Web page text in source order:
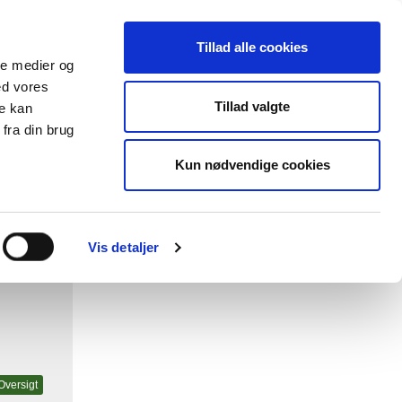
medier og
vores
kan
din brug
Vis detaljer
Tillad alle cookies
Tillad valgte
Kun nødvendige cookies
Viden om